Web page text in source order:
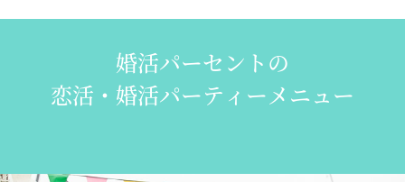
婚活パーセントの
恋活・婚活パーティーメニュー